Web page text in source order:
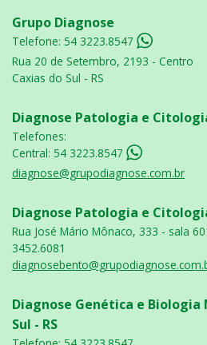
Grupo Diagnose
Telefone: 54 3223.8547
Rua 20 de Setembro, 2193 - Centro
Caxias do Sul - RS
Diagnose Patologia e
Telefones:
Central: 54 3223.8547
diagnose@grupodiagnose.com.br
Diagnose Patologia e
Rua José Mário Mônaco, 333 - sala
3452.6081
Diagnose Genética e Biologia
Sul - RS